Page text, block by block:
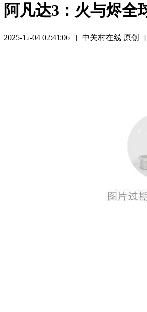
阿凡达3：火与烬全
2025-12-04 02:41:06 [ 中关村在线 原创 ]